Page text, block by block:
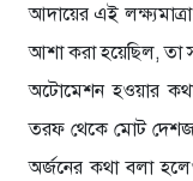
আদায়ের এই
আশা করা হয়েছিল, তা
অটোমেশন হওয়ার
তরফ থেকে মোট দেশজ
অর্জনের কথা বলা